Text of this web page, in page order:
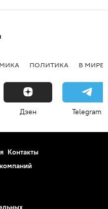
ПОЛИТИКА В МИРЕ
Дзен Telegram
Контакты